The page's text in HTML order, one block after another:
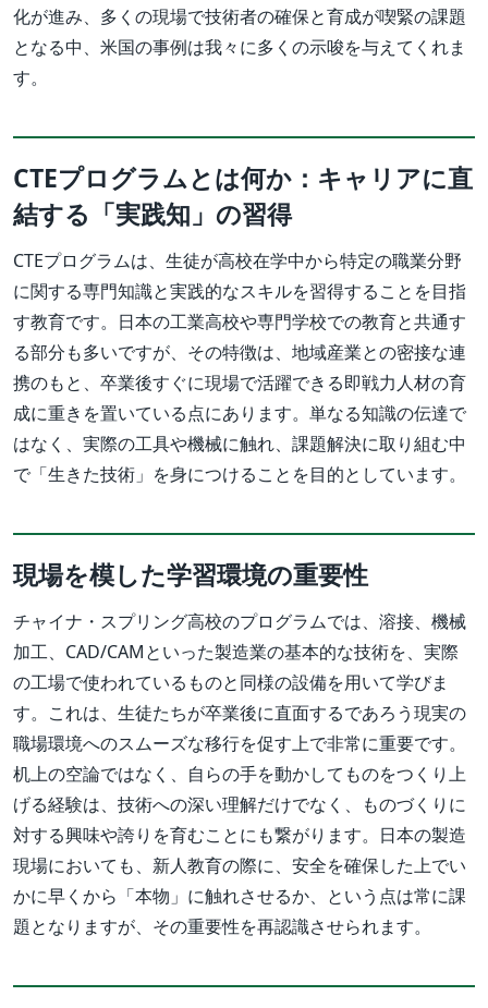
化が進み、多くの現場で技術者の確保と育成が喫緊の課題
となる中、米国の事例は我々に多くの示唆を与えてくれま
す。
CTEプログラムとは何か：キャリアに直
結する「実践知」の習得
CTEプログラムは、生徒が高校在学中から特定の職業分野
に関する専門知識と実践的なスキルを習得することを目指
す教育です。日本の工業高校や専門学校での教育と共通す
る部分も多いですが、その特徴は、地域産業との密接な連
携のもと、卒業後すぐに現場で活躍できる即戦力人材の育
成に重きを置いている点にあります。単なる知識の伝達で
はなく、実際の工具や機械に触れ、課題解決に取り組む中
で「生きた技術」を身につけることを目的としています。
現場を模した学習環境の重要性
チャイナ・スプリング高校のプログラムでは、溶接、機械
加工、CAD/CAMといった製造業の基本的な技術を、実際
の工場で使われているものと同様の設備を用いて学びま
す。これは、生徒たちが卒業後に直面するであろう現実の
職場環境へのスムーズな移行を促す上で非常に重要です。
机上の空論ではなく、自らの手を動かしてものをつくり上
げる経験は、技術への深い理解だけでなく、ものづくりに
対する興味や誇りを育むことにも繋がります。日本の製造
現場においても、新人教育の際に、安全を確保した上でい
かに早くから「本物」に触れさせるか、という点は常に課
題となりますが、その重要性を再認識させられます。